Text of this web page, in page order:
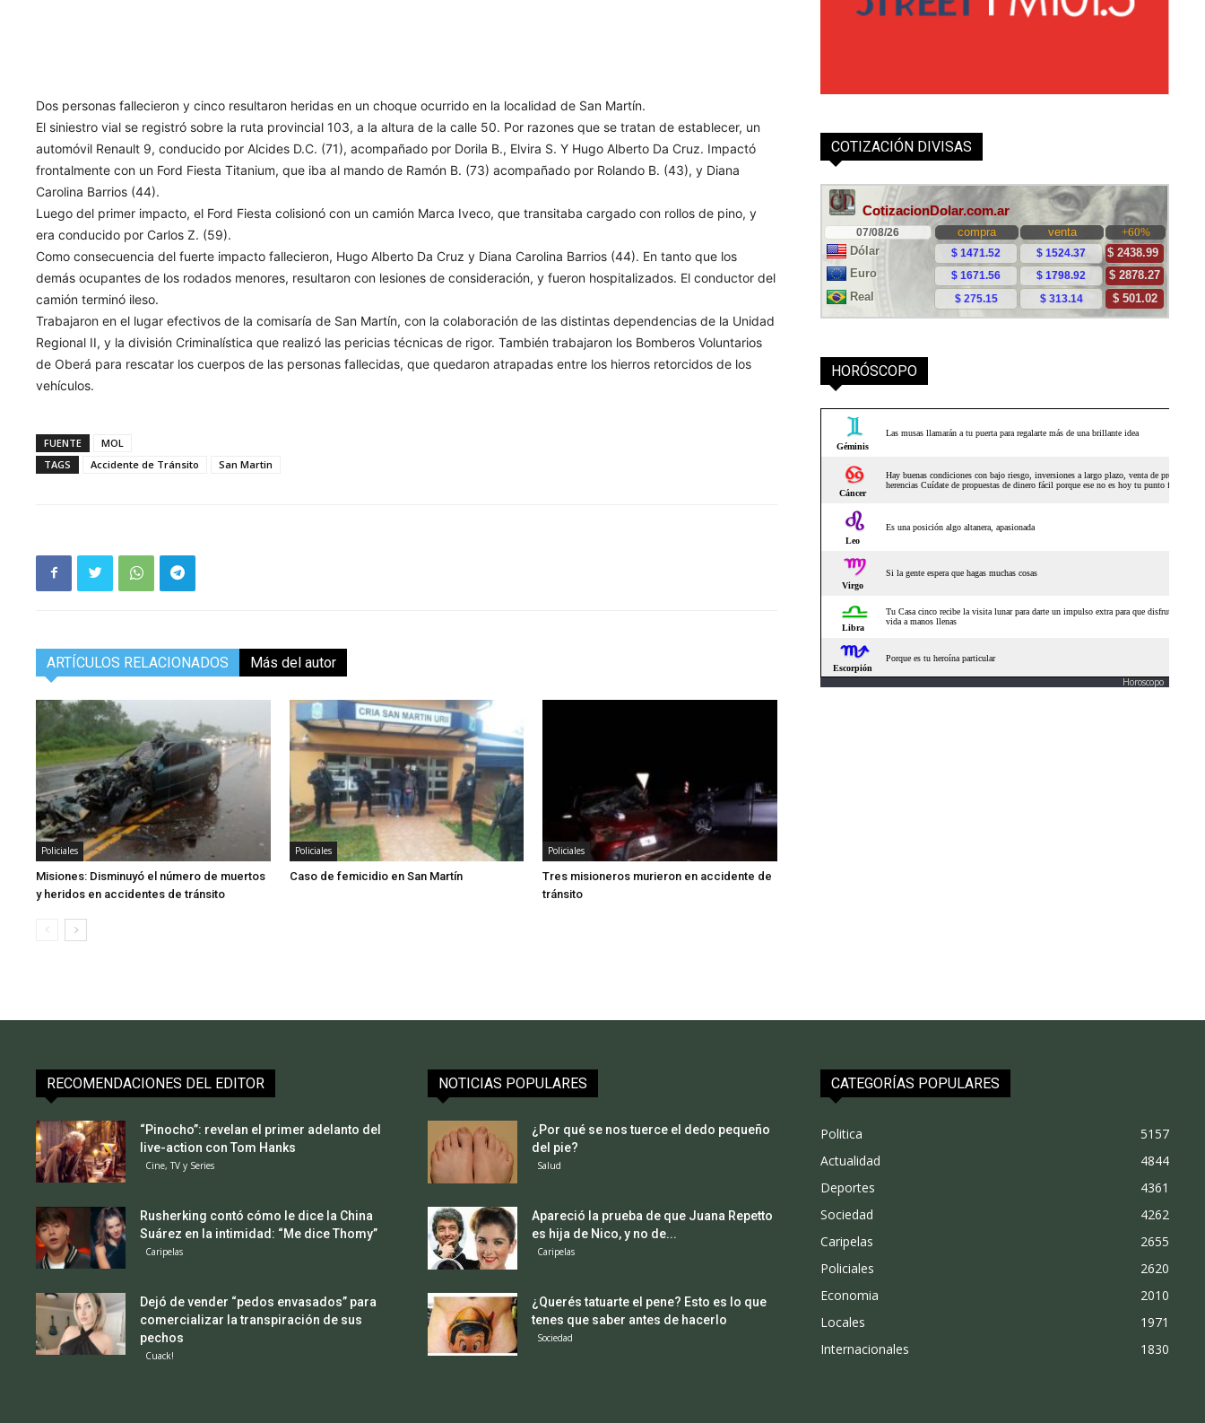
Dos personas fallecieron y cinco resultaron heridas en un choque ocurrido en la localidad de San Martín.
El siniestro vial se registró sobre la ruta provincial 103, a la altura de la calle 50. Por razones que se tratan de establecer, un
automóvil Renault 9, conducido por Alcides D.C. (71), acompañado por Dorila B., Elvira S. Y Hugo Alberto Da Cruz. Impactó
frontalmente con un Ford Fiesta Titanium, que iba al mando de Ramón B. (73) acompañado por Rolando B. (43), y Diana
Carolina Barrios (44).
Luego del primer impacto, el Ford Fiesta colisionó con un camión Marca Iveco, que transitaba cargado con rollos de pino, y
era conducido por Carlos Z. (59).
Como consecuencia del fuerte impacto fallecieron, Hugo Alberto Da Cruz y Diana Carolina Barrios (44). En tanto que los
demás ocupantes de los rodados menores, resultaron con lesiones de consideración, y fueron hospitalizados. El conductor del
camión terminó ileso.
Trabajaron en el lugar efectivos de la comisaría de San Martín, con la colaboración de las distintas dependencias de la Unidad
Regional II, y la división Criminalística que realizó las pericias técnicas de rigor. También trabajaron los Bomberos Voluntarios
de Oberá para rescatar los cuerpos de las personas fallecidas, que quedaron atrapadas entre los hierros retorcidos de los
vehículos.
FUENTE
MOL
TAGS
Accidente de Tránsito San Martin
ARTÍCULOS RELACIONADOS Más del autor
Policiales
Misiones: Disminuyó el número de muertos
y heridos en accidentes de tránsito
Policiales
Caso de femicidio en San Martín
Policiales
Tres misioneros murieron en accidente de
tránsito
COTIZACIÓN DIVISAS
HORÓSCOPO
Horoscopo
RECOMENDACIONES DEL EDITOR
“Pinocho”: revelan el primer adelanto del
live-action con Tom Hanks
Cine, TV y Series
Rusherking contó cómo le dice la China
Suárez en la intimidad: “Me dice Thomy”
Caripelas
Dejó de vender “pedos envasados” para
comercializar la transpiración de sus
pechos
Cuack!
NOTICIAS POPULARES
¿Por qué se nos tuerce el dedo pequeño
del pie?
Salud
Apareció la prueba de que Juana Repetto
es hija de Nico, y no de...
Caripelas
¿Querés tatuarte el pene? Esto es lo que
tenes que saber antes de hacerlo
Sociedad
CATEGORÍAS POPULARES
Politica
5157
Actualidad
4844
Deportes
4361
Sociedad
4262
Caripelas
2655
Policiales
2620
Economia
2010
Locales
1971
Internacionales
1830